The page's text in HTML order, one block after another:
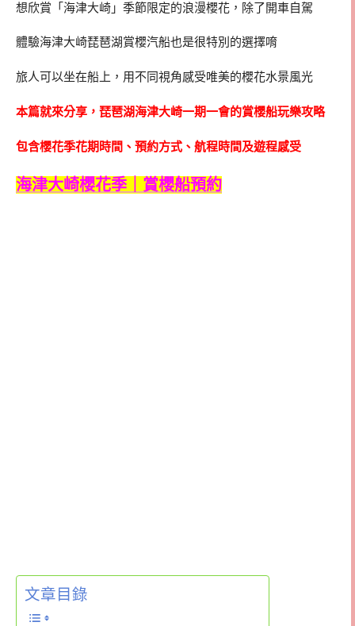
想欣賞「海津大崎」季節限定的浪漫櫻花，除了開車自駕
體驗海津大崎琵琶湖賞櫻汽船也是很特別的選擇唷
旅人可以坐在船上，用不同視角感受唯美的櫻花水景風光
本篇就來分享，琵琶湖海津大崎一期一會的賞櫻船玩樂攻略
包含櫻花季花期時間、預約方式、航程時間及遊程感受
海津大崎櫻花季｜賞櫻船預約
文章目錄